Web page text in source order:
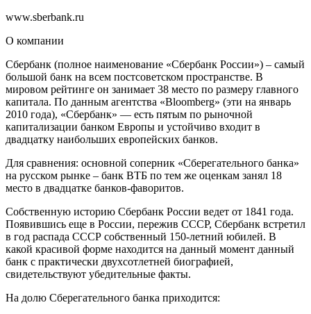
www.sberbank.ru
О компании
Сбербанк (полное наименование «Сбербанк России») – самый
большой банк на всем постсоветском пространстве. В
мировом рейтинге он занимает 38 место по размеру главного
капитала. По данным агентства «Bloomberg» (эти на январь
2010 года), «Сбербанк» — есть пятым по рыночной
капитализации банком Европы и устойчиво входит в
двадцатку наибольших европейских банков.
Для сравнения: основной соперник «Сберегательного банка»
на русском рынке – банк ВТБ по тем же оценкам занял 18
место в двадцатке банков-фаворитов.
Собственную историю Сбербанк России ведет от 1841 года.
Появившись еще в России, пережив СССР, Сбербанк встретил
в год распада СССР собственный 150-летний юбилей. В
какой красивой форме находится на данный момент данный
банк с практически двухсотлетней биографией,
свидетельствуют убедительные факты.
На долю Сберегательного банка приходится: